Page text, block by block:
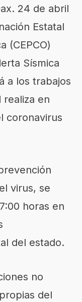
24 de abril
Estatal
(CEPCO)
Sísmica
a los trabajos
realiza en
coronavirus
virus, se
horas en
del estado.
no
del